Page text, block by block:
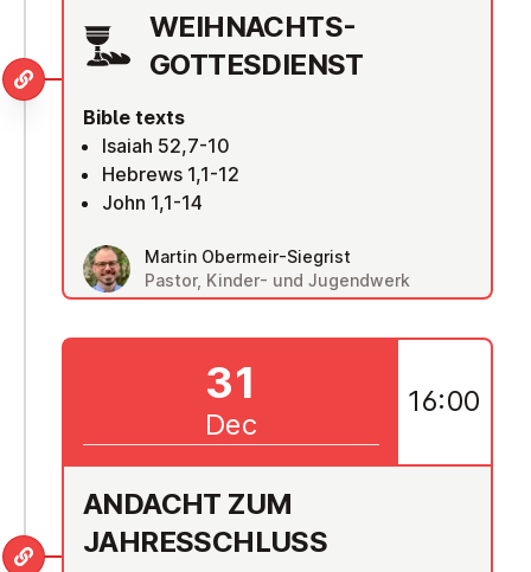
WEIH­NACHTS-
GOTTES­DI­ENST
Bible texts
Isaiah 52,7-10
Hebrews 1,1-12
John 1,1-14
Martin Obermeir-Siegrist
Pastor, Kinder- und Jugendwerk
ANDACHT ZUM
JAHRESSCHLUSS
31
Dec
16:00